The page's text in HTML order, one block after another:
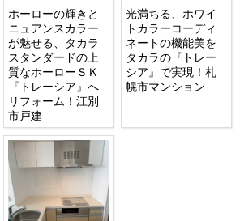
ホーローの輝きと
ニュアンスカラー
が魅せる、タカラ
スタンダードの上
質なホーローＳＫ
『トレーシア』へ
リフォーム！江別
市戸建
光満ちる、ホワイ
トカラーコーディ
ネートの機能美を
タカラの『トレー
シア』で実現！札
幌市マンション